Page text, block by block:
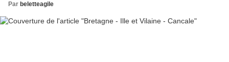
Par beletteagile